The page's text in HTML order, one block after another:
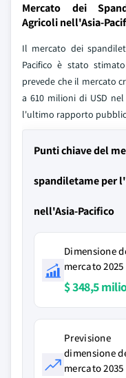
Mercato dei
Agricoli nell'Asia-
Il mercato dei
Pacifico è stato
prevede che il mercato
a 610 milioni di USD
l'ultimo rapporto
Punti chiave del
spandiletame per
nell'Asia-Pacifico
Dimensione
mercato 2025
$ 348,5
Previsione
dimensione
mercato 2035